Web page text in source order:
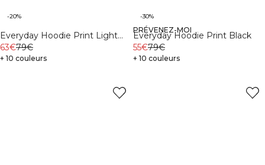
-20%
Everyday Hoodie Print Light
Grey Melange
63€79€
+ 10 couleurs
-30%
PRÉVENEZ-MOI
Everyday Hoodie Print Black
55€79€
+ 10 couleurs